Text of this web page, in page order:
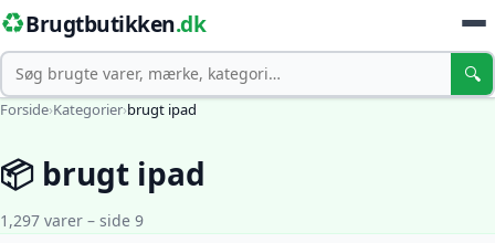
♻️Brugtbutikken.dk
Søg 🔍
Forside›Kategorier›brugt ipad
📦 brugt ipad
1,297 varer – side 9